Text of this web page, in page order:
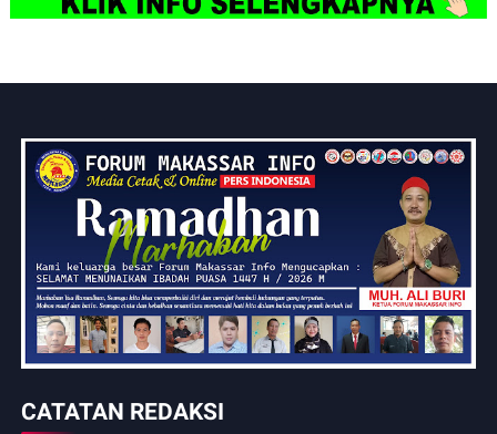
CATATAN REDAKSI